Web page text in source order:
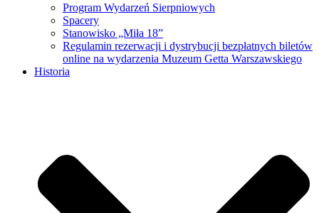
Program Wydarzeń Sierpniowych
Spacery
Stanowisko „Miła 18”
Regulamin rezerwacji i dystrybucji bezpłatnych biletów
online na wydarzenia Muzeum Getta Warszawskiego
Historia